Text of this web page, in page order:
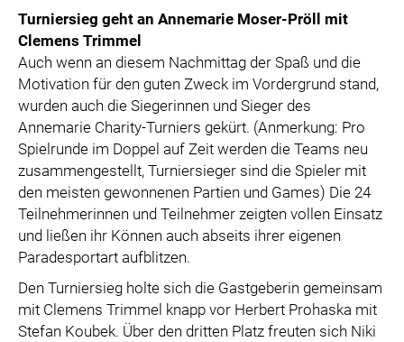
Turniersieg geht an Annemarie Moser-Pröll mit
Clemens Trimmel
Auch wenn an diesem Nachmittag der Spaß und die
Motivation für den guten Zweck im Vordergrund stand,
wurden auch die Siegerinnen und Sieger des
Annemarie Charity-Turniers gekürt. (Anmerkung: Pro
Spielrunde im Doppel auf Zeit werden die Teams neu
zusammengestellt, Turniersieger sind die Spieler mit
den meisten gewonnenen Partien und Games) Die 24
Teilnehmerinnen und Teilnehmer zeigten vollen Einsatz
und ließen ihr Können auch abseits ihrer eigenen
Paradesportart aufblitzen.
Den Turniersieg holte sich die Gastgeberin gemeinsam
mit Clemens Trimmel knapp vor Herbert Prohaska mit
Stefan Koubek. Über den dritten Platz freuten sich Niki